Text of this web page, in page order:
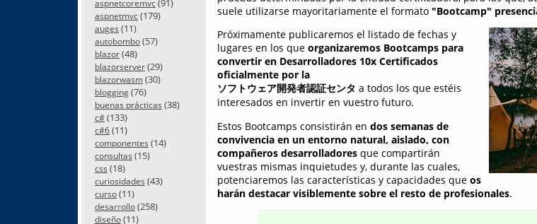
aspnetcoremvc(91)
aspnetmvc(179)
auges (11)
autobombo(57)
blazor(48)
blazorserver(29)
blazorwasm(30)
blogging(76)
buenas prácticas (38)
c#(133)
c#6(11)
componentes (14)
consultas (15)
css (18)
curiosidades (43)
curso(11)
desarrollo(258)
diseño(11)
suele utilizarse mayoritariamente el formato "Bootcamp"
Próximamente publicaremos el listado de fechas y
lugares en los que organizaremos Bootcamps para
convertir en Desarrolladores 10x Certificados
oficialmente por la
ソフトウェア開発者認証センタ a todos los que estéis
interesados en invertir en vuestro futuro.
Estos Bootcamps consistirán en dos semanas de
convivencia en un entorno natural, aislado, con
compañeros desarrolladoresque compartirán
vuestras mismas inquietudes y, durante las cuales,
potenciaremos las características y capacidades que os
harán destacar visiblemente sobre el resto de profesionales.